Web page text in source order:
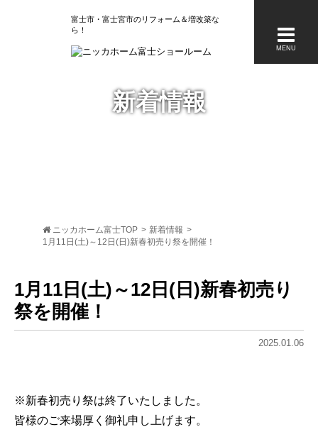
富士市・富士宮市のリフォーム＆増改築な
ら
MENU
新着情報
ニッカホーム富士TOP > 新着情報 >
1月11日(土)～12日(日)新春初売り祭を開催！
1月11日(土)～12日(日)新春初売り
祭を開催！
2025.01.06
※新春初売り祭は終了いたしました。
皆様のご来場厚く御礼申し上げます。